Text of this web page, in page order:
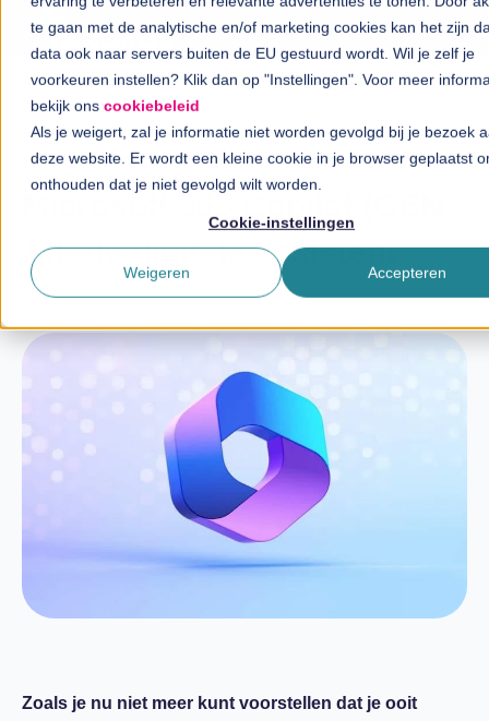
te gaan met de analytische en/of marketing cookies kan het zijn
data ook naar servers buiten de EU gestuurd wordt. Wil je zelf je
voorkeuren instellen? Klik dan op "Instellingen". Voor meer
bekijk ons cookiebeleid
Als je weigert, zal je informatie niet worden gevolgd bij je bezoek
deze website. Er wordt een kleine cookie in je browser geplaatst
onthouden dat je niet gevolgd wilt worden.
Cookie-instellingen
Accepteren
Weigeren
Oplossingen
Branches
InSpiratiecentrum
Technologieën
Direct in contact
Werken bij InSpark
Blog
Microsoft 365 Copilot (GEN
AI): de digitale assistent
Zoals je nu niet meer kunt voorstellen dat je ooit